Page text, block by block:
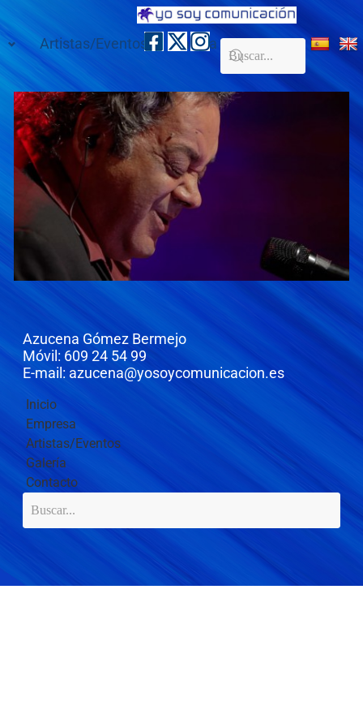
Artistas/Eventos Galería Contacto
Azucena Gómez Bermejo
Móvil: 609 24 54 99
E-mail: azucena@yosoycomunicacion.es
Inicio
Empresa
Artistas/Eventos
Galería
Contacto